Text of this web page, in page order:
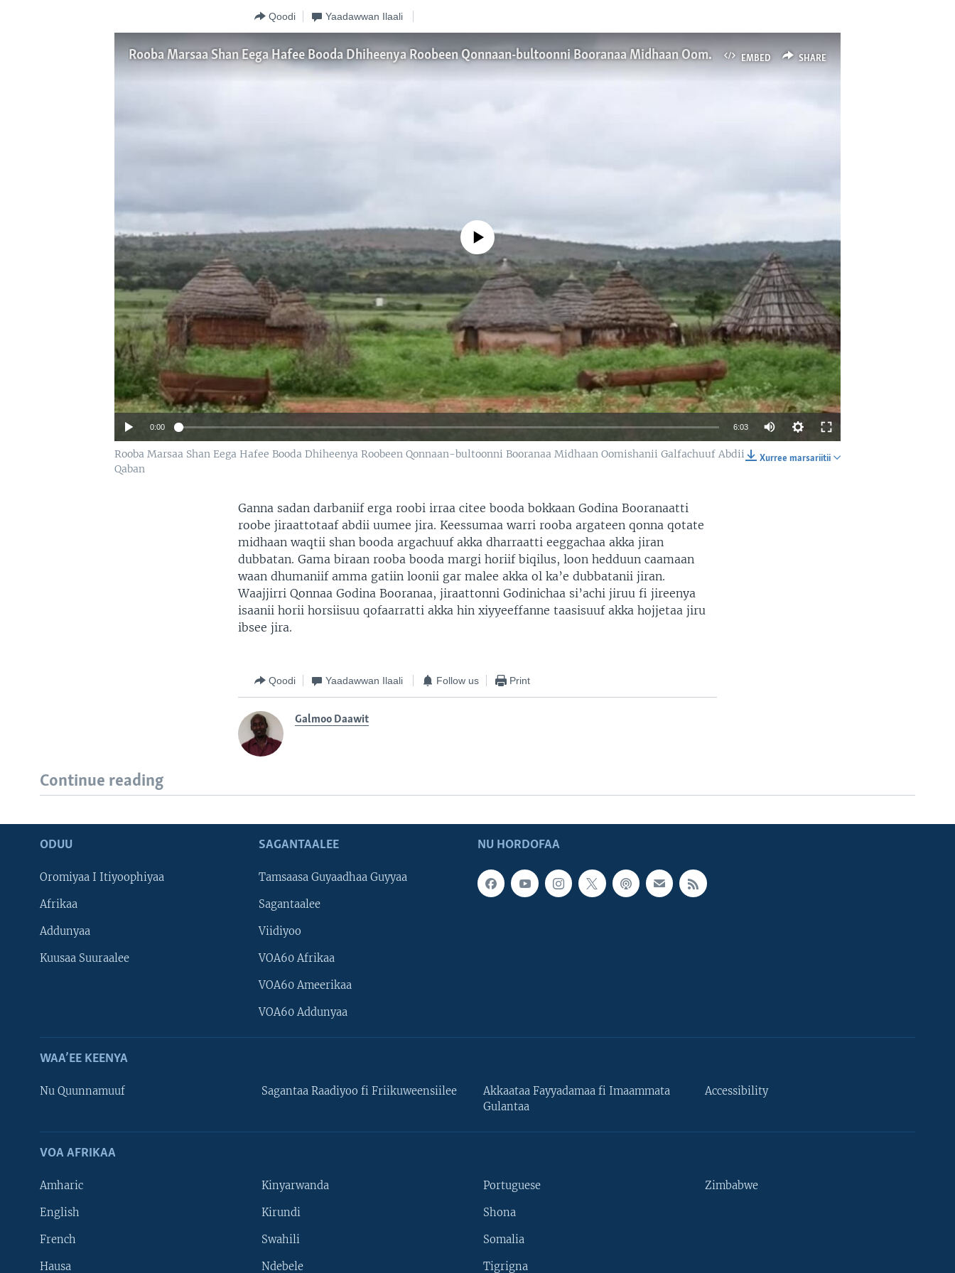
NU HORDOFAA
Qoodi Yaadawwan Ilaali
EMBED SHARE
Rooba Marsaa Shan Eega Hafee Booda Dhiheenya Roobeen Qonnaan-bultoonni Booranaa Midhaan Oomishanii Galfachuuf Abdii Qaban
No media source currently available
0:00 6:03
Xurree marsariitii
Rooba Marsaa Shan Eega Hafee Booda Dhiheenya Roobeen Qonnaan-bultoonni Booranaa Midhaan Oomishanii Galfachuuf Abdii
Qaban
Ganna sadan darbaniif erga roobi irraa citee booda bokkaan Godina Booranaatti
roobe jiraattotaaf abdii uumee jira. Keessumaa warri rooba argateen qonna qotate
midhaan waqtii shan booda argachuuf akka dharraatti eeggachaa akka jiran
dubbatan. Gama biraan rooba booda margi horiif biqilus, loon hedduun caamaan
waan dhumaniif amma gatiin loonii gar malee akka ol ka’e dubbatanii jiran.
Waajjirri Qonnaa Godina Booranaa, jiraattonni Godinichaa si’achi jiruu fi jireenya
isaanii horii horsiisuu qofaarratti akka hin xiyyeeffanne taasisuuf akka hojjetaa jiru
ibsee jira.
Qoodi Yaadawwan Ilaali Follow us Print
Galmoo Daawit
Continue reading
NU HORDOFAA
ODUU
Oromiyaa I Itiyoophiyaa
Afrikaa
Addunyaa
Kuusaa Suuraalee
SAGANTAALEE
Tamsaasa Guyaadhaa Guyyaa
Sagantaalee
Viidiyoo
VOA60 Afrikaa
VOA60 Ameerikaa
VOA60 Addunyaa
WAA’EE KEENYA
Nu Quunnamuuf Sagantaa Raadiyoo fi Friikuweensiilee
Akkaataa Fayyadamaa fi Imaammata
Gulantaa
Accessibility
VOA AFRIKAA
Amharic
English
French
Hausa
Kinyarwanda
Kirundi
Swahili
Ndebele
Portuguese
Shona
Somalia
Tigrigna
Zimbabwe